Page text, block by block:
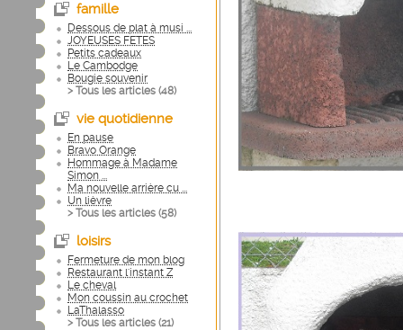
famille
Dessous de plat à musi ...
JOYEUSES FETES
Petits cadeaux
Le Cambodge
Bougie souvenir
> Tous les articles (48)
vie quotidienne
En pause
Bravo Orange
Hommage à Madame
Simon ...
Ma nouvelle arrière cu ...
Un lièvre
> Tous les articles (58)
loisirs
Fermeture de mon blog
Restaurant l'instant Z
Le cheval
Mon coussin au crochet
LaThalasso
> Tous les articles (21)